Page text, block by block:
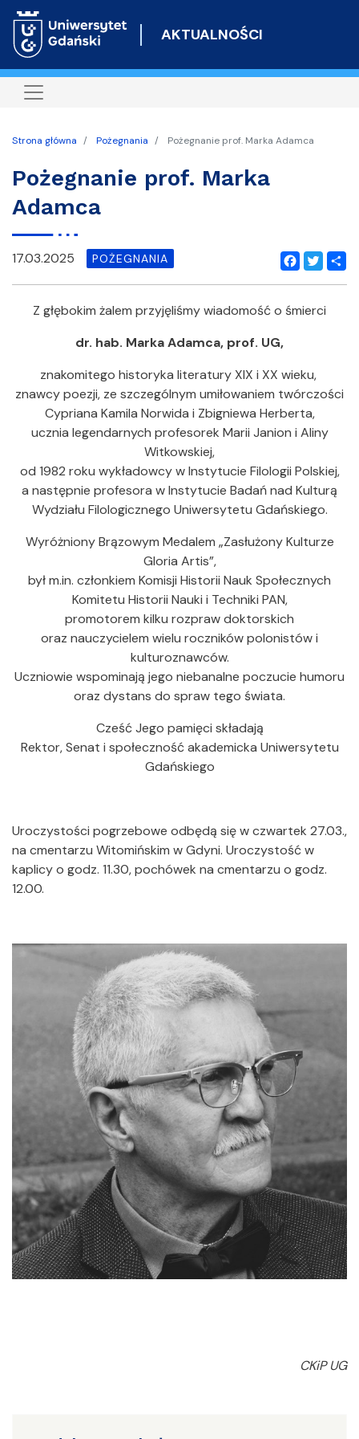
do
AKTUALNOŚCI
Strona główna Pożegnania Pożegnanie prof. Marka Adamca
Pożegnanie prof. Marka
Adamca
Facebook
Twitter
17.03.2025 POŻEGNANIA
Z głębokim żalem przyjęliśmy wiadomość o śmierci
dr. hab. Marka Adamca, prof. UG,
znakomitego historyka literatury XIX i XX wieku,
znawcy poezji, ze szczególnym umiłowaniem twórczości
Cypriana Kamila Norwida i Zbigniewa Herberta,
ucznia legendarnych profesorek Marii Janion i Aliny
Witkowskiej,
od 1982 roku wykładowcy w Instytucie Filologii Polskiej,
a następnie profesora w Instytucie Badań nad Kulturą
Wydziału Filologicznego Uniwersytetu Gdańskiego.
Wyróżniony Brązowym Medalem „Zasłużony Kulturze
Gloria Artis”,
był m.in. członkiem Komisji Historii Nauk Społecznych
Komitetu Historii Nauki i Techniki PAN,
promotorem kilku rozpraw doktorskich
oraz nauczycielem wielu roczników polonistów i
kulturoznawców.
Uczniowie wspominają jego niebanalne poczucie humoru
oraz dystans do spraw tego świata.
Cześć Jego pamięci składają
Rektor, Senat i społeczność akademicka Uniwersytetu
Gdańskiego
Uroczystości pogrzebowe odbędą się w czwartek 27.03.,
na cmentarzu Witomińskim w Gdyni. Uroczystość w
kaplicy o godz. 11.30, pochówek na cmentarzu o godz.
12.00.
CKiP UG